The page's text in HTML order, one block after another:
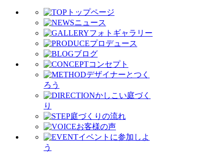
トップページ
ニュース
フォトギャラリー
プロデュース
ブログ
コンセプト
デザイナーとつく
ろう
かしこい庭づく
り
庭づくりの流れ
お客様の声
イベントに参加しよ
う